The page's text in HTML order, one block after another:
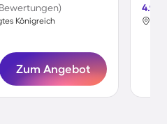
Königreich
Zum Angebot
4.9